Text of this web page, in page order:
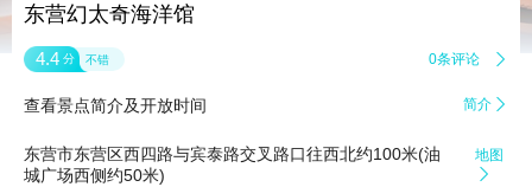
东营幻太奇海洋馆
4.4 分 不错 0条评论 
查看景点简介及开放时间 简介 
东营市东营区西四路与宾泰路交叉路口往西北约100米(油
城广场西侧约50米)
地图
